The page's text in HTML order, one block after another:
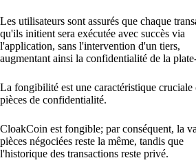
Les utilisateurs sont assurés que chaque
qu'ils initient sera exécutée avec succès via
l'application, sans l'intervention d'un tiers,
augmentant ainsi la confidentialité de la
La fongibilité est une caractéristique cruciale
pièces de confidentialité.
CloakCoin est fongible; par conséquent, la
pièces négociées reste la même, tandis que
l'historique des transactions reste privé.